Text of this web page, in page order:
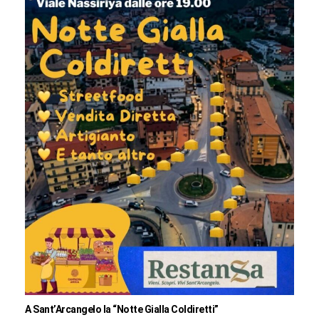
A Sant’Arcangelo la “Notte Gialla Coldiretti”